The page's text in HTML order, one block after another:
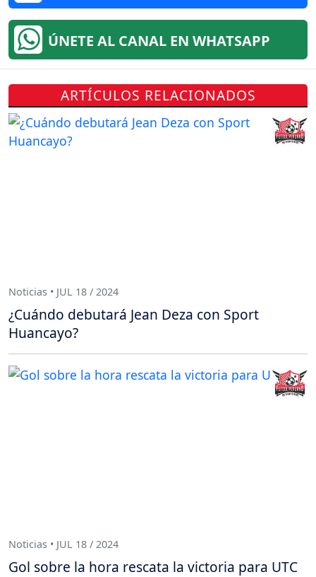
ÚNETE AL CANAL EN WHATSAPP
ARTÍCULOS RELACIONADOS
Noticias • JUL 18 / 2024
¿Cuándo debutará Jean Deza con Sport
Huancayo?
Noticias • JUL 18 / 2024
Gol sobre la hora rescata la victoria para UTC